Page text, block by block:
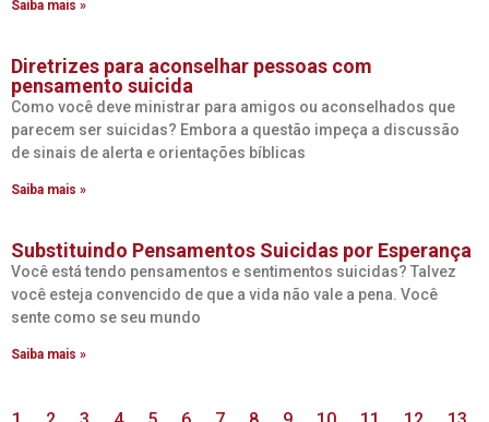
Saiba mais »
Diretrizes para aconselhar pessoas com
pensamento suicida
Como você deve ministrar para amigos ou aconselhados que
parecem ser suicidas? Embora a questão impeça a discussão
de sinais de alerta e orientações bíblicas
Saiba mais »
Substituindo Pensamentos Suicidas por Esperança
Você está tendo pensamentos e sentimentos suicidas? Talvez
você esteja convencido de que a vida não vale a pena. Você
sente como se seu mundo
Saiba mais »